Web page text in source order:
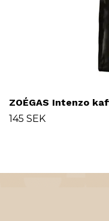
ZOÉGAS Intenzo
145 SEK